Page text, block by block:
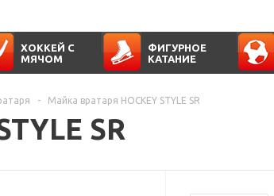
ХОККЕЙ С
МЯЧОМ
ФИГУРНОЕ
КАТАНИЕ
- Майка вратаря HOCKEY STYLE SR
SR